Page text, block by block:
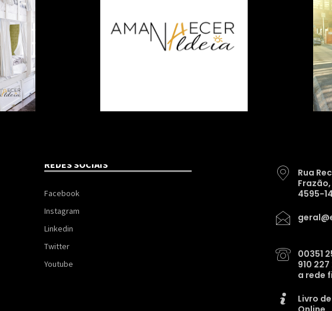
REDES SOCIAIS
Facebook
Instagram
Linkedin
Twitter
Youtube
Rua
4595-
00351
910
a rede
Livro